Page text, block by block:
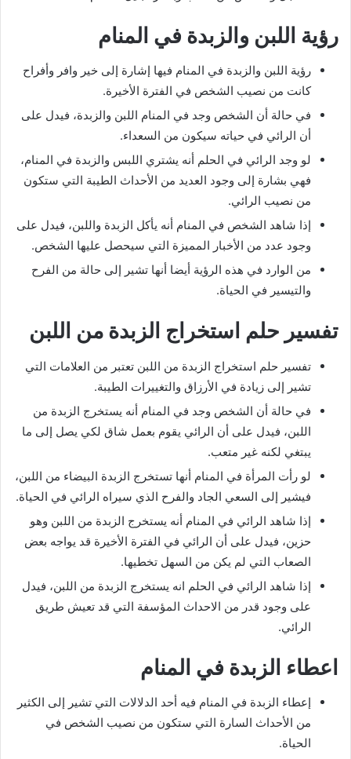
رؤية اللبن والزبدة في المنام
رؤية اللبن والزبدة في المنام فيها إشارة إلى خير وافر وأفراح
كانت من نصيب الشخص في الفترة الأخيرة.
في حالة أن الشخص وجد في المنام اللبن والزبدة، فيدل على
أن الرائي في حياته سيكون من السعداء.
لو وجد الرائي في الحلم أنه يشتري اللبس والزبدة في المنام،
فهي بشارة إلى وجود العديد من الأحداث الطيبة التي ستكون
من نصيب الرائي.
إذا شاهد الشخص في المنام أنه يأكل الزبدة واللبن، فيدل على
وجود عدد من الأخبار المميزة التي سيحصل عليها الشخص.
من الوارد في هذه الرؤية أيضا أنها تشير إلى حالة من الفرح
والتيسير في الحياة.
تفسير حلم استخراج الزبدة من اللبن
تفسير حلم استخراج الزبدة من اللبن تعتبر من العلامات التي
تشير إلى زيادة في الأرزاق والتغييرات الطيبة.
في حالة أن الشخص وجد في المنام أنه يستخرج الزبدة من
اللبن، فيدل على أن الرائي يقوم بعمل شاق لكي يصل إلى ما
يبتغي لكنه غير متعب.
لو رأت المرأة في المنام أنها تستخرج الزبدة البيضاء من اللبن،
فيشير إلى السعي الجاد والفرح الذي سيراه الرائي في الحياة.
إذا شاهد الرائي في المنام أنه يستخرج الزبدة من اللبن وهو
حزين، فيدل على أن الرائي في الفترة الأخيرة قد يواجه بعض
الصعاب التي لم يكن من السهل تخطيها.
إذا شاهد الرائي في الحلم انه يستخرج الزبدة من اللبن، فيدل
على وجود قدر من الاحداث المؤسفة التي قد تعيش طريق
الرائي.
اعطاء الزبدة في المنام
إعطاء الزبدة في المنام فيه أحد الدلالات التي تشير إلى الكثير
من الأحداث السارة التي ستكون من نصيب الشخص في
الحياة.